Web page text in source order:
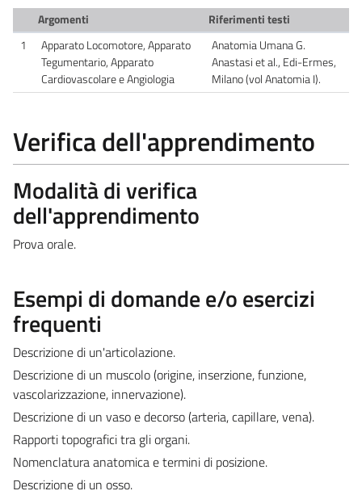
Argomenti
Riferimenti testi
1
Apparato Locomotore, Apparato
Tegumentario, Apparato
Cardiovascolare e Angiologia
Anatomia Umana G.
Anastasi et al., Edi-Ermes,
Milano (vol Anatomia I).
Verifica dell'apprendimento
Modalità di verifica
dell'apprendimento
Prova orale.
Esempi di domande e/o esercizi
frequenti
Descrizione di un'articolazione.
Descrizione di un muscolo (origine, inserzione, funzione,
vascolarizzazione, innervazione).
Descrizione di un vaso e decorso (arteria, capillare, vena).
Rapporti topografici tra gli organi.
Nomenclatura anatomica e termini di posizione.
Descrizione di un osso.